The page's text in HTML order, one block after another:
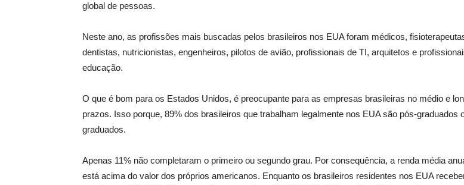
global de pessoas.
Neste ano, as profissões mais buscadas pelos brasileiros nos EUA foram médicos,
dentistas, nutricionistas, engenheiros, pilotos de avião, profissionais de TI, arquitetos e
educação.
O que é bom para os Estados Unidos, é preocupante para as empresas brasileiras no médio e
prazos. Isso porque, 89% dos brasileiros que trabalham legalmente nos EUA são pós-graduados
graduados.
Apenas 11% não completaram o primeiro ou segundo grau. Por consequência, a renda média
está acima do valor dos próprios americanos. Enquanto os brasileiros residentes nos EUA